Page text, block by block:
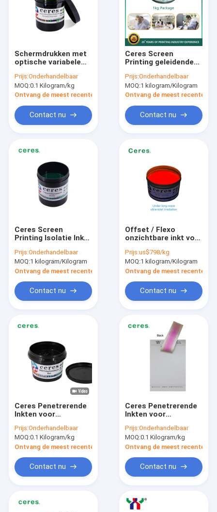
Dubbellusdraad
BOPP-thermische lamineerfolie
UVflexoinkt
UV het SchermDrukinkt
Schermdrukken met
optische variabele
tot groen
Prijs:Onderhandelbaar
MOQ:0.1 Kilogram/kg
Ontvang de meest recente Prijs
Contact nu
Ceres Screen
Printing geleidende
Security YT 581
zilver
Prijs:Onderhandelbaar
MOQ:1 kilogram/Kilogram
Ontvang de meest recente
Contact nu
Ceres Screen
Printing Isolatie Ink
Prijs:Onderhandelbaar
MOQ:1 kilogram/Kilogram
Ontvang de meest recente Prijs
Contact nu
Offset / Flexo
onzichtbare inkt voor
Prijs:us$798/kg
MOQ:1 kilogram/Kilogram
Ontvang de meest recente
Contact nu
Ceres Penetrerende
Inkten voor
offsetdruk
Prijs:Onderhandelbaar
MOQ:0.1 Kilogram/kg
Ontvang de meest recente Prijs
Contact nu
Ceres Penetrerende
Inkten voor
offsetdruk
Prijs:Onderhandelbaar
MOQ:0.1 Kilogram/kg
Ontvang de meest recente
Contact nu